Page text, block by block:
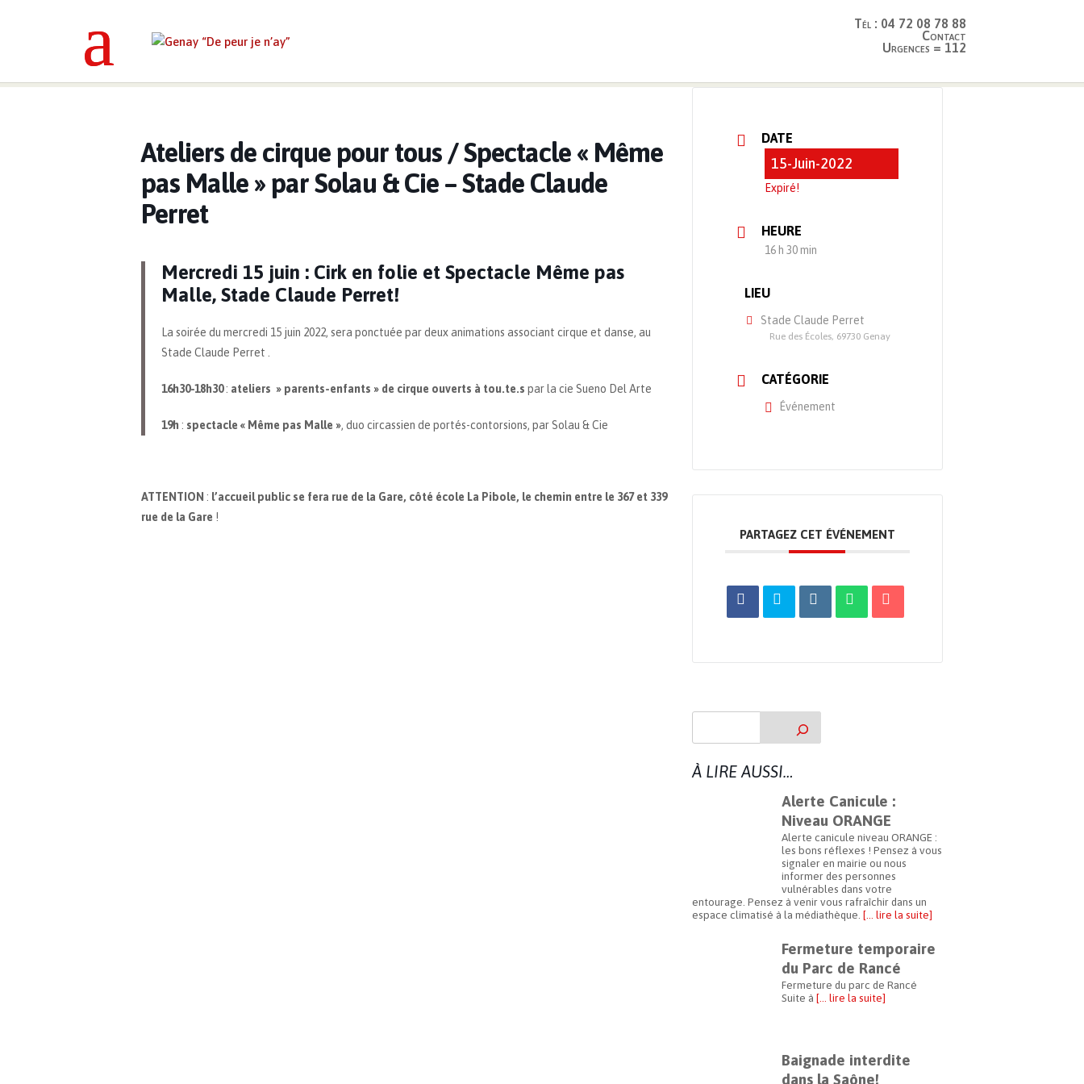
Tél : 04 72 08 78 88
Contact
Urgences = 112
Ateliers de cirque pour tous / Spectacle « Même
pas Malle » par Solau & Cie – Stade Claude
Perret
Mercredi 15 juin : Cirk en folie et Spectacle Même pas
Malle, Stade Claude Perret!
La soirée du mercredi 15 juin 2022, sera ponctuée par deux animations associant cirque et danse, au
Stade Claude Perret .
16h30-18h30: ateliers » parents-enfants » de cirque ouverts à tou.te.s par la cie Sueno Del Arte
19h : spectacle « Même pas Malle », duo circassien de portés-contorsions, par Solau & Cie
ATTENTION : l’accueil public se fera rue de la Gare, côté école La Pibole, le chemin entre le 367 et 339
rue de la Gare !
DATE
15-Juin-2022
Expiré!
HEURE
16 h 30 min
LIEU
Stade Claude Perret
Rue des Écoles, 69730 Genay
CATÉGORIE
Événement
PARTAGEZ CET ÉVÉNEMENT
À LIRE AUSSI…
Alerte Canicule :
Niveau ORANGE
Alerte canicule niveau ORANGE :
les bons réflexes ! Pensez à vous
signaler en mairie ou nous
informer des personnes
vulnérables dans votre
entourage. Pensez à venir vous rafraîchir dans un
espace climatisé à la médiathèque. [… lire la suite]
Fermeture temporaire
du Parc de Rancé
Fermeture du parc de Rancé
Suite à [… lire la suite]
Baignade interdite
dans la Saône!